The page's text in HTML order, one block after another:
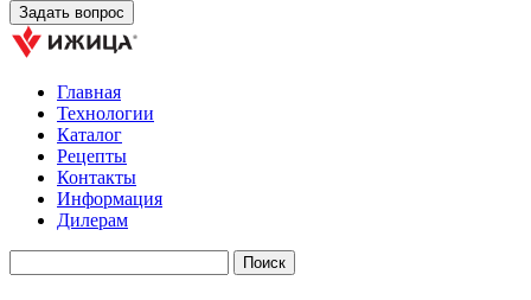
Главная
Технологии
Каталог
Рецепты
Контакты
Информация
Дилерам